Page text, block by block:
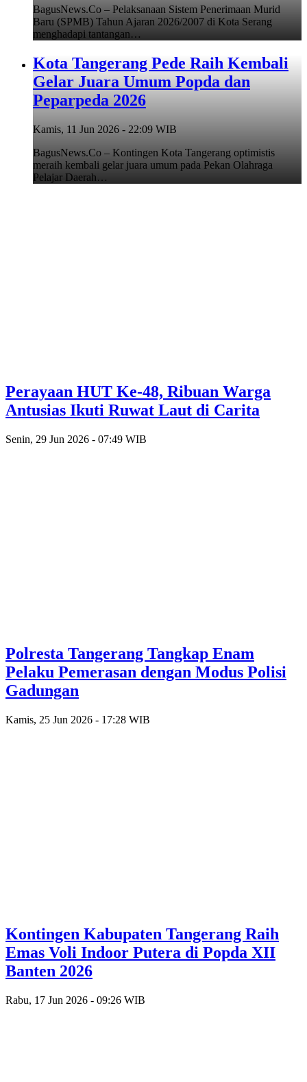
BagusNews.Co – Pelaksanaan Sistem Penerimaan Murid
Baru (SPMB) Tahun Ajaran 2026/2007 di Kota Serang
menghadapi tantangan…
Kota Tangerang Pede Raih Kembali
Gelar Juara Umum Popda dan
Peparpeda 2026
Kamis, 11 Jun 2026 - 22:09 WIB
BagusNews.Co – Kontingen Kota Tangerang optimistis
meraih kembali gelar juara umum pada Pekan Olahraga
Pelajar Daerah…
Perayaan HUT Ke-48, Ribuan Warga
Antusias Ikuti Ruwat Laut di Carita
Senin, 29 Jun 2026 - 07:49 WIB
Polresta Tangerang Tangkap Enam
Pelaku Pemerasan dengan Modus Polisi
Gadungan
Kamis, 25 Jun 2026 - 17:28 WIB
Kontingen Kabupaten Tangerang Raih
Emas Voli Indoor Putera di Popda XII
Banten 2026
Rabu, 17 Jun 2026 - 09:26 WIB